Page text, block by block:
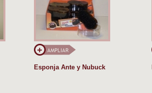
Esponja Ante y Nubuck